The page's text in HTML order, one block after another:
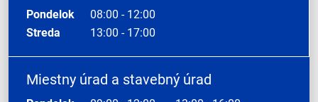
Pondelok
08:00 - 12:00
Streda
13:00 - 17:00
Miestny úrad a stavebný úrad